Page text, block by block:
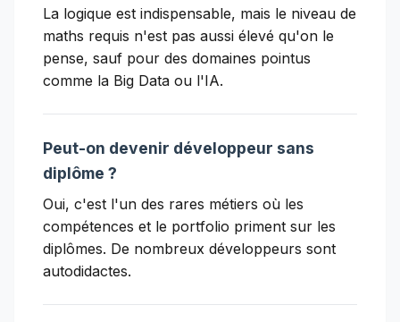
La logique est indispensable, mais le niveau de
maths requis n'est pas aussi élevé qu'on le
pense, sauf pour des domaines pointus
comme la Big Data ou l'IA.
Peut-on devenir développeur sans
diplôme ?
Oui, c'est l'un des rares métiers où les
compétences et le portfolio priment sur les
diplômes. De nombreux développeurs sont
autodidactes.